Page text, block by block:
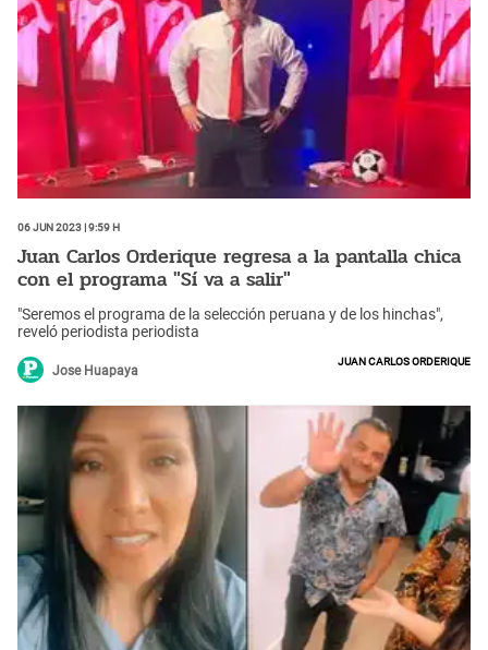
06 Jun 2023 | 9:59 h
Juan Carlos Orderique regresa a la pantalla chica
con el programa "Sí va a salir"
"Seremos el programa de la selección peruana y de los hinchas",
reveló periodista periodista
Jose Huapaya
Juan Carlos Orderique